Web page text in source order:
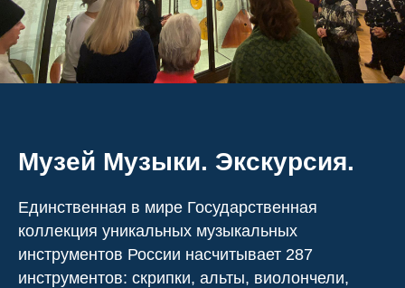
Музей Музыки. Экскурсия.
Единственная в мире Государственная
коллекция уникальных музыкальных
инструментов России насчитывает 287
инструментов: скрипки, альты, виолончели,